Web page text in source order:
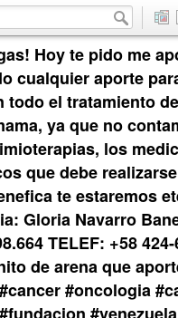
Hoy te pido me
cualquier aporte
el tratamiento
ya que no
los
que debe
te estaremos
Gloria Navarro
TELEF: +58
de arena que
#oncologia